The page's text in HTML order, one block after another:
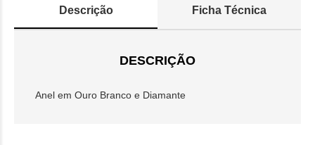
Descrição Ficha Técnica
DESCRIÇÃO
Anel em Ouro Branco e Diamante